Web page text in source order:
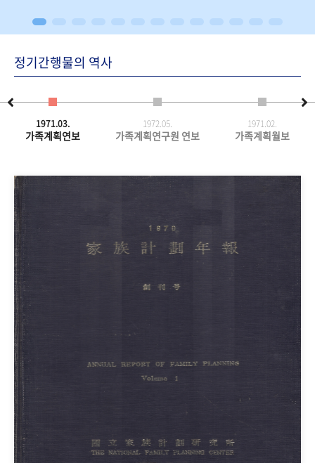
정기간행물의 역사
1971.03.
가족계획연보
1972.05.
가족계획연구원 연보
1971.02.
가족계획월보